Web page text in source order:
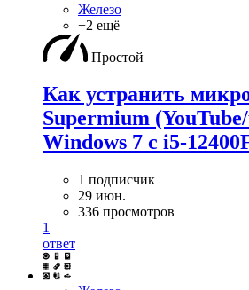
Железо
+2 ещё
Простой
Как устранить
Supermium
Windows 7 с i5-
1 подписчик
29 июн.
336 просмотров
1
ответ